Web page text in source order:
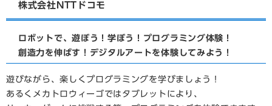
株式会社NTTドコモ
​ロボットで、遊ぼう！学ぼう！プログラミング体験！
創造力を伸ばす！デジタルアートを体験してみよう！
遊びながら、楽しくプログラミングを学びましょう！
あるくメカトロウィーゴではタブレットにより、